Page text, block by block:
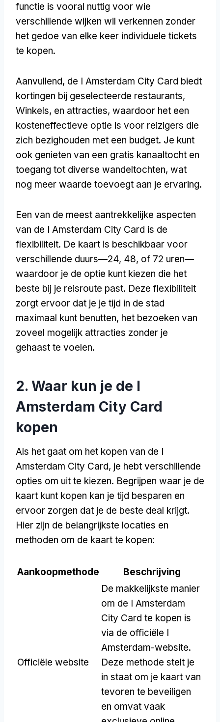
functie is vooral nuttig voor wie
verschillende wijken wil verkennen zonder
het gedoe van elke keer individuele tickets
te kopen.
Aanvullend, de I Amsterdam City Card biedt
kortingen bij geselecteerde restaurants,
Winkels, en attracties, waardoor het een
kosteneffectieve optie is voor reizigers die
zich bezighouden met een budget. Je kunt
ook genieten van een gratis kanaaltocht en
toegang tot diverse wandeltochten, wat
nog meer waarde toevoegt aan je ervaring.
Een van de meest aantrekkelijke aspecten
van de I Amsterdam City Card is de
flexibiliteit. De kaart is beschikbaar voor
verschillende duurs—24, 48, of 72 uren—
waardoor je de optie kunt kiezen die het
beste bij je reisroute past. Deze flexibiliteit
zorgt ervoor dat je je tijd in de stad
maximaal kunt benutten, het bezoeken van
zoveel mogelijk attracties zonder je
gehaast te voelen.
2. Waar kun je de I
Amsterdam City Card
kopen
Als het gaat om het kopen van de I
Amsterdam City Card, je hebt verschillende
opties om uit te kiezen. Begrijpen waar je de
kaart kunt kopen kan je tijd besparen en
ervoor zorgen dat je de beste deal krijgt.
Hier zijn de belangrijkste locaties en
methoden om de kaart te kopen:
Aankoopmethode Beschrijving
Officiële website
De makkelijkste manier
om de I Amsterdam
City Card te kopen is
via de officiële I
Amsterdam-website.
Deze methode stelt je
in staat om je kaart van
tevoren te beveiligen
en omvat vaak